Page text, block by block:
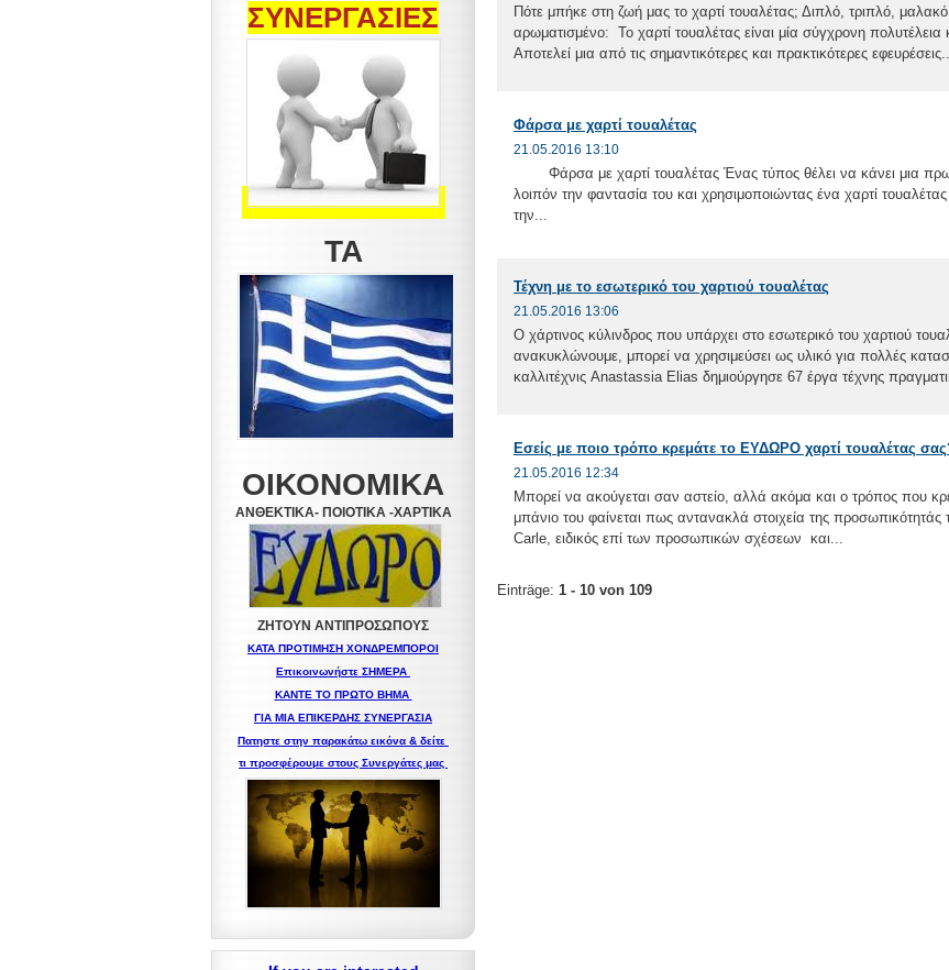
Πότε μπήκε στη ζωή μας το χαρτί τουαλέτας; Διπλό, τριπλό,
αρωματισμένο: Το χαρτί τουαλέτας είναι μία σύγχρονη
Αποτελεί μια από τις σημαντικότερες και πρακτικότερες
Φάρσα με χαρτί τουαλέτας
21.05.2016 13:10
Φάρσα με χαρτί τουαλέτας Ένας τύπος θέλει να κάνει μια
λοιπόν την φαντασία του και χρησιμοποιώντας ένα χαρτί
την...
Τέχνη με το εσωτερικό του χαρτιού τουαλέτας
21.05.2016 13:06
Ο χάρτινος κύλινδρος που υπάρχει στο εσωτερικό του χαρτιού
ανακυκλώνουμε, μπορεί να χρησιμεύσει ως υλικό για πολλές
καλλιτέχνις Anastassia Elias δημιούργησε 67 έργα τέχνης
Εσείς με ποιο τρόπο κρεμάτε το ΕΥΔΩΡΟ χαρτί τουαλέτας
21.05.2016 12:34
Μπορεί να ακούγεται σαν αστείο, αλλά ακόμα και ο τρόπος που
μπάνιο του φαίνεται πως αντανακλά στοιχεία της
Carle, ειδικός επί των προσωπικών σχέσεων και...
Einträge: 1 - 10 von 109
ΣΥΝΕΡΓΑΣΙΕΣ
ΤΑ
ΟΙΚΟΝΟΜΙΚΑ
ΑΝΘΕΚΤΙΚΑ- ΠΟΙΟΤΙΚΑ -XAPTIKA
ΖΗΤΟΥΝ ΑΝΤΙΠΡΟΣΩΠΟΥΣ
ΚΑΤΑ ΠΡΟΤΙΜΗΣΗ ΧΟΝΔΡΕΜΠΟΡΟΙ
Επικοινωνήστε ΣΗΜΕΡΑ
ΚΑΝΤΕ ΤΟ ΠΡΩΤΟ ΒΗΜΑ
ΓΙΑ ΜΙΑ ΕΠΙΚΕΡΔΗΣ ΣΥΝΕΡΓΑΣΙΑ
Πατηστε στην παρακάτω εικόνα & δείτε
τι προσφέρουμε στους Συνεργάτες μας